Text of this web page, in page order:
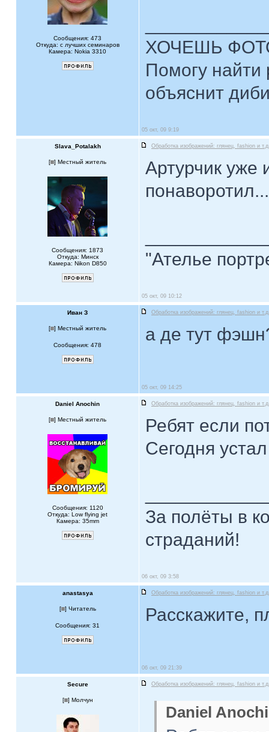
Сообщения: 473
Откуда: с лучших семинаров
Камера: Nokia 3310
ХОЧЕШЬ
Помогу найти
объяснит
05 окт, 09 9:19
Slava_Potalakh Обработка изображений: глянец, fashion и
[ ] Местный житель
Сообщения: 1873
Откуда: Минск
Камера: Nikon D850
Артурчик уже
"Ателье
05 окт, 09 10:12
Иван З Обработка изображений: глянец, fashion и
[ ] Местный житель
Сообщения: 478
а де тут
05 окт, 09 14:25
Daniel Anochin Обработка изображений: глянец, fashion и
[ ] Местный житель
Сообщения: 1120
Откуда: Low flying jet
Камера: 35mm
Ребят если
Сегодня
За полёты в
страданий!
06 окт, 09 3:58
anastasya Обработка изображений: глянец, fashion и
[ ] Читатель
Сообщения: 31
Расскажите,
06 окт, 09 21:39
Secure Обработка изображений: глянец, fashion и
[ ] Молчун
Daniel